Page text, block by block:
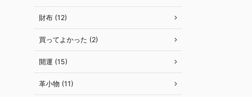
財布 (12)
買ってよかった (2)
開運 (15)
革小物 (11)